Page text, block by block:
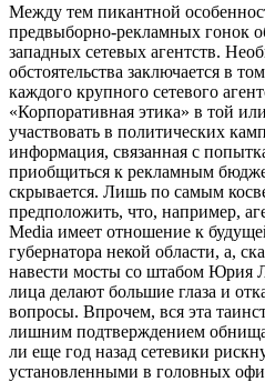
Между тем пикантной
предвыборно-рекламных гонок
западных сетевых агентств.
обстоятельства заключается в
каждого крупного сетевого
«Корпоративная этика» в той
участвовать в политических
информация, связанная с
приобщиться к рекламным
скрывается. Лишь по самым
предположить, что, например,
Media имеет отношение к
губернатора некой области, а,
навести мосты со штабом Юрия
лица делают большие глаза и
вопросы. Впрочем, вся эта
лишним подтверждением
ли еще год назад сетевики
установленными в головных